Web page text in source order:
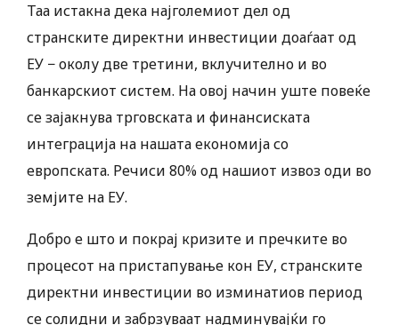
Таа истакна дека најголемиот дел од
странските директни инвестиции доаѓаат од
ЕУ − околу две третини, вклучително и во
банкарскиот систем. На овој начин уште повеќе
се зајакнува трговската и финансиската
интеграција на нашата економија со
европската. Речиси 80% од нашиот извоз оди во
земјите на ЕУ.
Добро е што и покрај кризите и пречките во
процесот на пристапување кон ЕУ, странските
директни инвестиции во изминатиов период
се солидни и забрзуваат надминувајќи го